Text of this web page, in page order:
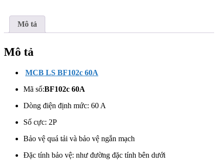
Mô tả
Mô tả
MCB LS BF102c 60A
Mã số:BF102c 60A
Dòng điện định mức: 60 A
Số cực: 2P
Bảo vệ quá tải và bảo vệ ngắn mạch
Đặc tính bảo vệ: như đường đặc tính bên dưới